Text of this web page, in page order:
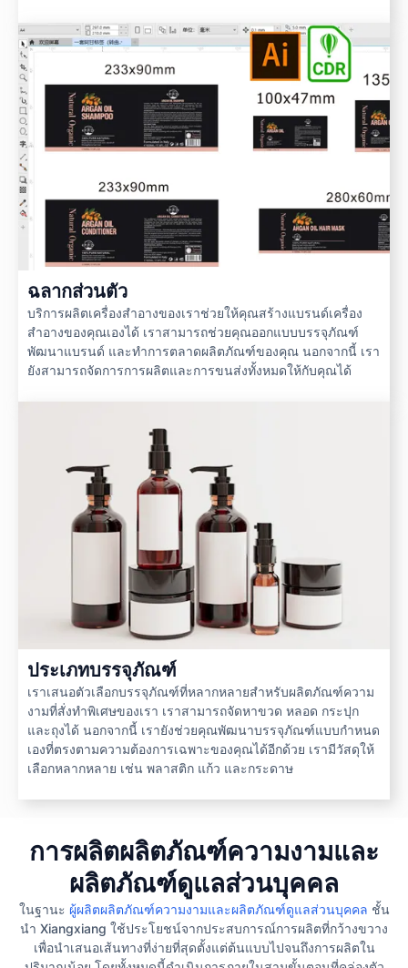
ฉลากส่วนตัว
บริการผลิตเครื่องสำอางของเราช่วยให้คุณสร้างแบรนด์เครื่อง
สำอางของคุณเองได้ เราสามารถช่วยคุณออกแบบบรรจุภัณฑ์
พัฒนาแบรนด์ และทำการตลาดผลิตภัณฑ์ของคุณ นอกจากนี้ เรา
ยังสามารถจัดการการผลิตและการขนส่งทั้งหมดให้กับคุณได้
ประเภทบรรจุภัณฑ์
เราเสนอตัวเลือกบรรจุภัณฑ์ที่หลากหลายสำหรับผลิตภัณฑ์ความ
งามที่สั่งทำพิเศษของเรา เราสามารถจัดหาขวด หลอด กระปุก
และถุงได้ นอกจากนี้ เรายังช่วยคุณพัฒนาบรรจุภัณฑ์แบบกำหนด
เองที่ตรงตามความต้องการเฉพาะของคุณได้อีกด้วย เรามีวัสดุให้
เลือกหลากหลาย เช่น พลาสติก แก้ว และกระดาษ
การผลิตผลิตภัณฑ์ความงามและ
ผลิตภัณฑ์ดูแลส่วนบุคคล
ในฐานะ ผู้ผลิตผลิตภัณฑ์ความงามและผลิตภัณฑ์ดูแลส่วนบุคคล ชั้น
นำ Xiangxiang ใช้ประโยชน์จากประสบการณ์การผลิตที่กว้างขวาง
เพื่อนำเสนอเส้นทางที่ง่ายที่สุดตั้งแต่ต้นแบบไปจนถึงการผลิตใน